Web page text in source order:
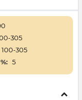
305
100-305
5